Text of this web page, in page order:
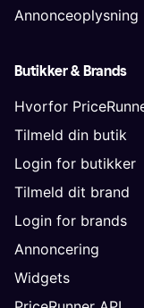
Annonceoplysning
Butikker & Brands
Hvorfor
Tilmeld din butik
Login for butikker
Tilmeld dit brand
Login for brands
Annoncering
Widgets